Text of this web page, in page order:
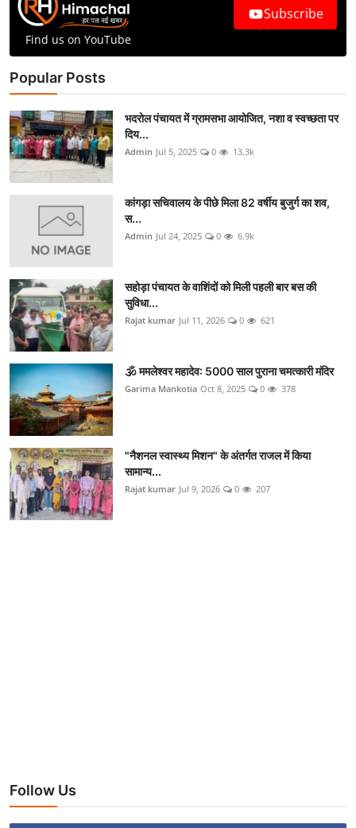
Find us on YouTube
Subscribe
Popular Posts
भदरोल पंचायत में ग्रामसभा आयोजित, नशा व स्वच्छता पर
दिय...
Admin Jul 5, 2025 0 13.3k
कांगड़ा सचिवालय के पीछे मिला 82 वर्षीय बुजुर्ग का शव,
स...
Admin Jul 24, 2025 0 6.9k
सहोड़ा पंचायत के वाशिंदों को मिली पहली बार बस की
सुविधा...
Rajat kumar Jul 11, 2026 0 621
🕉️ ममलेश्वर महादेव: 5000 साल पुराना चमत्कारी मंदिर
Garima Mankotia Oct 8, 2025 0 378
"नैशनल स्वास्थ्य मिशन" के अंतर्गत राजल में किया
सामान्य...
Rajat kumar Jul 9, 2026 0 207
Follow Us